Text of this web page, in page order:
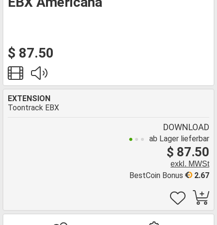
$ 87.50
EXTENSION
Toontrack EBX
DOWNLOAD
ab Lager lieferbar
$ 87.50
exkl. MWSt
2.67
BestCoin Bonus